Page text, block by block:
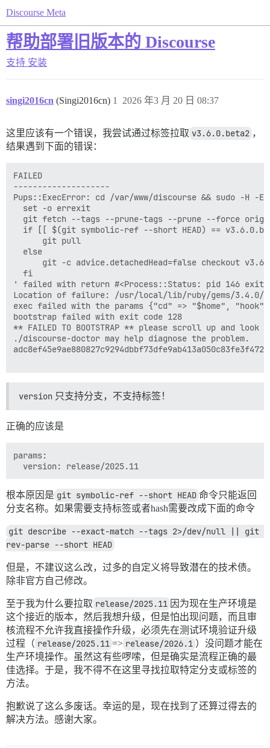
Discourse Meta
帮助部署旧版本的 Discourse
支持 安装
singi2016cn (Singi2016cn) 2026 年3 月 20 日 08:37
1
这里应该有一个错误，我尝试通过标签拉取 v3.6.0.beta2 ，
结果遇到下面的错误：
FAILED
--------------------
Pups::ExecError: cd /var/www/discourse && sudo -H -
  set -o errexit
git fetch --tags --prune-tags --prune --force
if [[ $(git symbolic-ref --short HEAD) ==
      git pull
  else
git -c advice.detachedHead=false checkout
  fi
' failed with return #<Process::Status: pid 146 exit
Location of failure: /usr/local/lib/ruby/gems/3.4.0/
exec failed with the params {"cd" => "$home",
bootstrap failed with exit code 128
** FAILED TO BOOTSTRAP ** please scroll up and
./discourse-doctor may help diagnose the problem.
version 只支持分支，不支持标签！
正确的应该是
params:
根本原因是 git symbolic-ref --short HEAD 命令只能返回
分支名称。如果需要支持标签或者hash需要改成下面的命令
git describe --exact-match --tags 2>/dev/null || git
rev-parse --short HEAD
但是，不建议这么改，过多的自定义将导致潜在的技术债。
除非官方自己修改。
至于我为什么要拉取 release/2025.11 因为现在生产环境是
这个接近的版本，然后我想升级，但是怕出现问题，而且审
核流程不允许我直接操作升级，必须先在测试环境验证升级
过程（ release/2025.11 => release/2026.1 ）没问题才能在
生产环境操作。虽然这有些啰嗦，但是确实是流程正确的最
佳选择。于是，我不得不在这里寻找拉取特定分支或标签的
方法。
抱歉说了这么多废话。幸运的是，现在找到了还算过得去的
解决方法。感谢大家。